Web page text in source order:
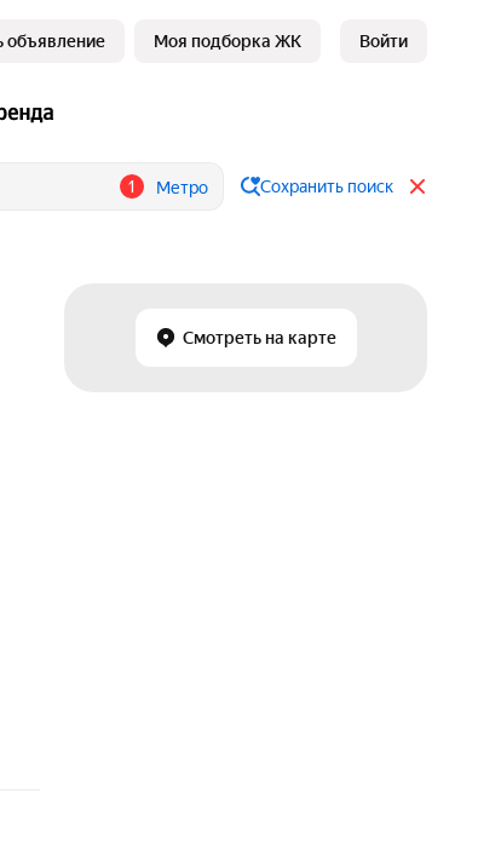
объявление Моя подборка ЖК Войти
1 Метро Сохранить поиск
Смотреть на карте